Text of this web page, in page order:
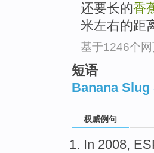
还要长的香
米左右的
基于1246个网
短语
Banana
权威例句
In 2008,